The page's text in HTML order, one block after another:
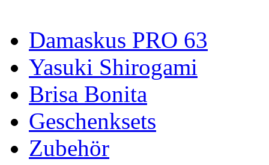
Damaskus PRO 63
Yasuki Shirogami
Brisa Bonita
Geschenksets
Zubehör